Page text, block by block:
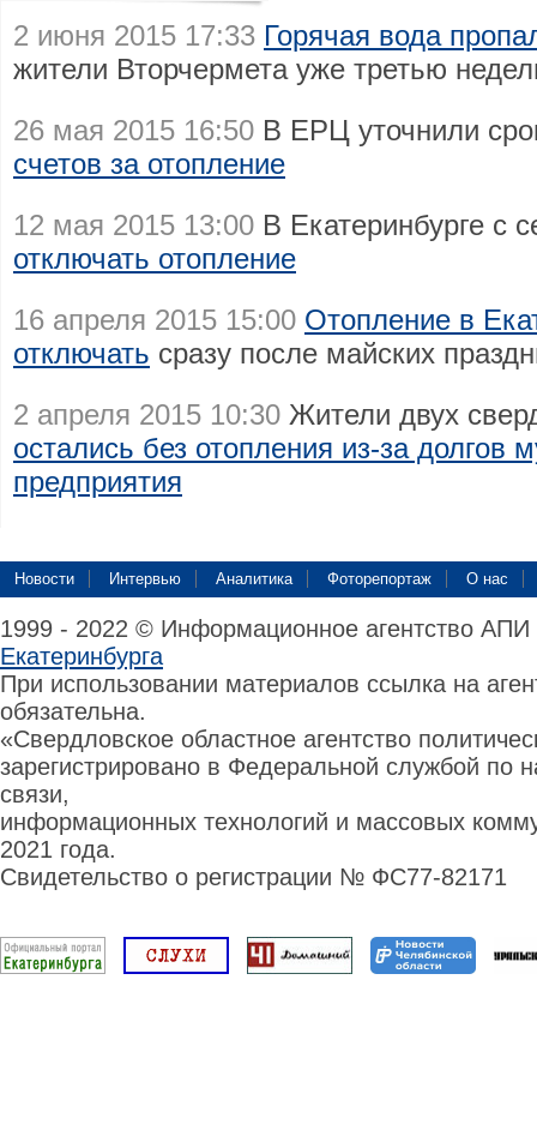
2 июня 2015 17:33 Горячая вода
жители Вторчермета уже третью
26 мая 2015 16:50 В ЕРЦ уточнили
счетов за отопление
12 мая 2015 13:00 В Екатеринбурге с
отключать отопление
16 апреля 2015 15:00 Отопление в
отключать сразу после майских
2 апреля 2015 10:30 Жители двух
остались без отопления из-за долгов
предприятия
Новости Интервью Аналитика Фоторепортаж О нас
1999 - 2022 © Информационное агентство
Екатеринбурга
При использовании материалов ссылка на
обязательна.
«Свердловское областное агентство
зарегистрировано в Федеральной службой по
связи,
информационных технологий и массовых
2021 года.
Свидетельство о регистрации № ФС77-82171